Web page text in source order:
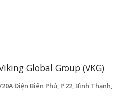
Global Group (VKG)
Điện Biên Phủ, P.22, Bình Thạnh,